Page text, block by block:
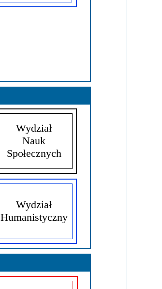
Wydział
Humanistyczny
Wydział
Nauk
Społecznych